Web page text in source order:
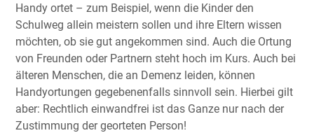
Handy ortet – zum Beispiel, wenn die Kinder den
Schulweg allein meistern sollen und ihre Eltern wissen
möchten, ob sie gut angekommen sind. Auch die Ortung
von Freunden oder Partnern steht hoch im Kurs. Auch bei
älteren Menschen, die an Demenz leiden, können
Handyortungen gegebenenfalls sinnvoll sein. Hierbei gilt
aber: Rechtlich einwandfrei ist das Ganze nur nach der
Zustimmung der georteten Person!